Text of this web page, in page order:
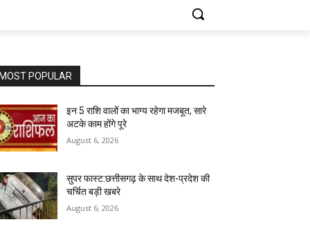
MOST POPULAR
इन 5 राशि वालों का भाग्य रहेगा मजबूत, सारे
अटके काम होंगे पूरे
August 6, 2026
सुपर फास्ट:छत्तीसगढ़ के साथ देश-प्रदेश की
चर्चित बड़ी खबरे
August 6, 2026